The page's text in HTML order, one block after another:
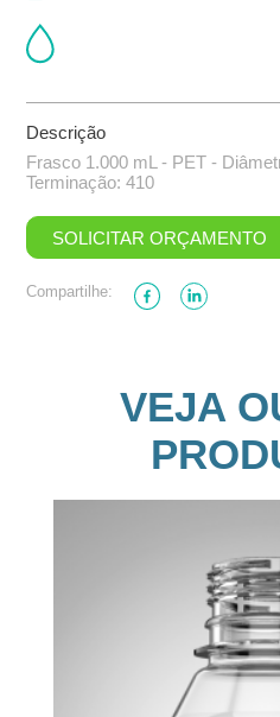
Descrição
Frasco 1.000 mL - PET -
Terminação: 410
SOLICITAR ORÇAMENTO
Compartilhe:
VEJA